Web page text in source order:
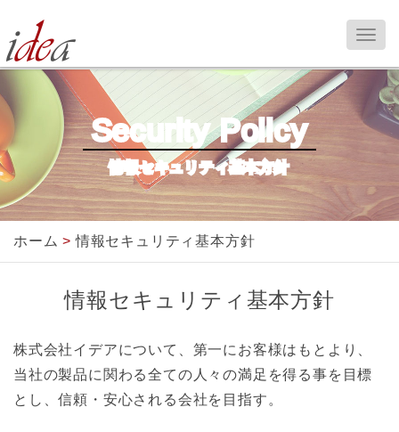
Security Policy
情報セキュリティ基本方針
ホーム >情報セキュリティ基本方針
情報セキュリティ基本方針
株式会社イデアについて、第一にお客様はもとより、
当社の製品に関わる全ての人々の満足を得る事を目標
とし、信頼・安心される会社を目指す。